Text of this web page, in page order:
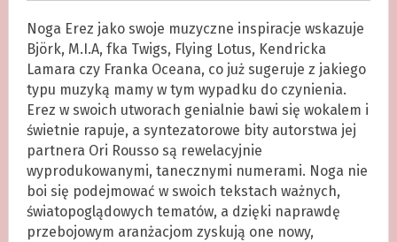
Noga Erez jako swoje muzyczne inspiracje wskazuje
Björk, M.I.A, fka Twigs, Flying Lotus, Kendricka
Lamara czy Franka Oceana, co już sugeruje z jakiego
typu muzyką mamy w tym wypadku do czynienia.
Erez w swoich utworach genialnie bawi się wokalem i
świetnie rapuje, a syntezatorowe bity autorstwa jej
partnera Ori Rousso są rewelacyjnie
wyprodukowanymi, tanecznymi numerami. Noga nie
boi się podejmować w swoich tekstach ważnych,
światopoglądowych tematów, a dzięki naprawdę
przebojowym aranżacjom zyskują one nowy,